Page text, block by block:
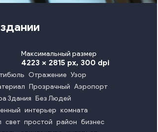
Максимальный размер
4223 x 2815 px, 300 dpi
Отражение Узор
Прозрачный Аэропорт
Здания Без Людей
интерьер комната
свет простой район бизнес